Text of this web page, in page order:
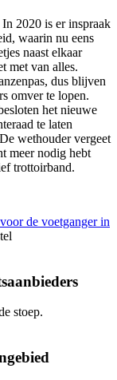
2020 is er inspraak
waarin nu eens
naast elkaar
met van alles.
dus blijven
omver te lopen.
het nieuwe
te laten
wethouder vergeet
meer nodig hebt
trottoirband.
de voetganger in
stoep.